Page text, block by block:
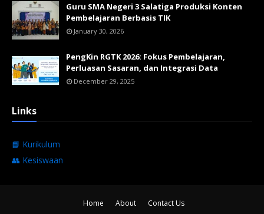
Guru SMA Negeri 3 Salatiga Produksi Konten
Pembelajaran Berbasis TIK
January 30, 2026
PengKin RGTK 2026: Fokus Pembelajaran,
Perluasan Sasaran, dan Integrasi Data
December 29, 2025
Links
📘 Kurikulum
👥 Kesiswaan
Home About Contact Us